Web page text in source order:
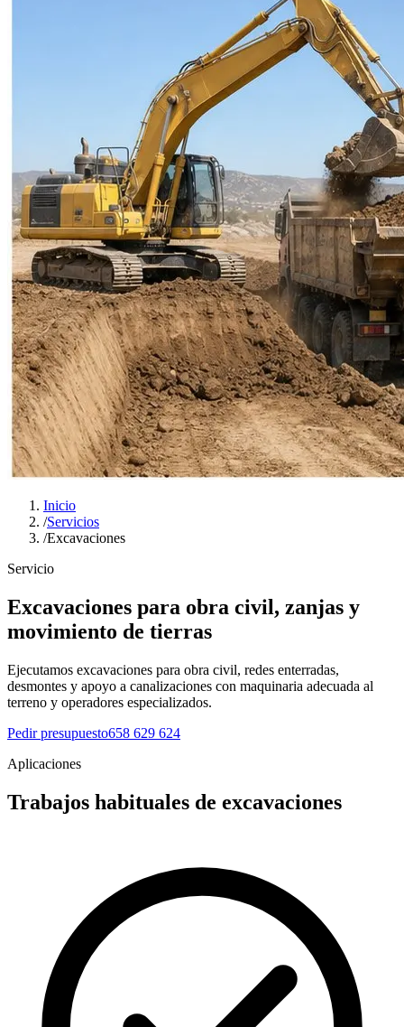
Inicio
/Servicios
/Excavaciones
Servicio
Excavaciones para obra civil, zanjas y
movimiento de tierras
Ejecutamos excavaciones para obra civil, redes enterradas,
desmontes y apoyo a canalizaciones con maquinaria adecuada al
terreno y operadores especializados.
Pedir presupuesto658 629 624
Aplicaciones
Trabajos habituales de excavaciones